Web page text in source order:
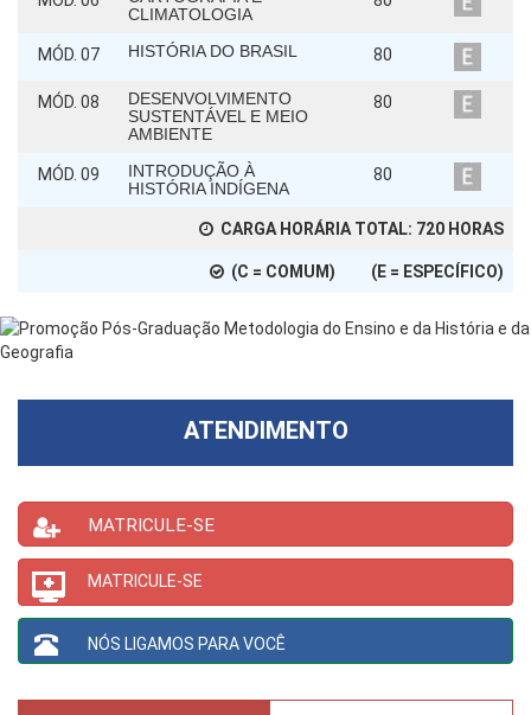
CLIMATOLOGIA
MÓD. 07 HISTÓRIA DO BRASIL 80
MÓD. 08
DESENVOLVIMENTO
SUSTENTÁVEL E MEIO
AMBIENTE
80
MÓD. 09
INTRODUÇÃO À
HISTÓRIA INDÍGENA
80
CARGA HORÁRIA TOTAL: 720 HORAS
(C = COMUM) (E = ESPECÍFICO)
ATENDIMENTO
MATRICULE-SE
MATRICULE-SE
NÓS LIGAMOS PARA VOCÊ